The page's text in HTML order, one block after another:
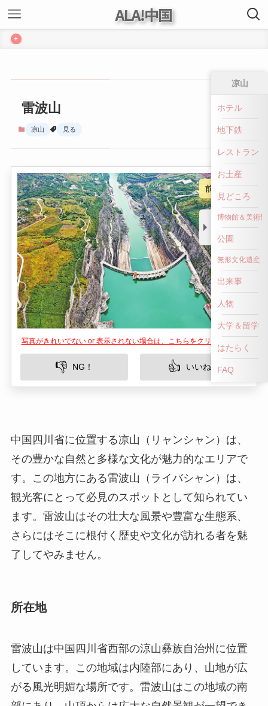
ALA!中国
+
雷波山
凉山 見る
前へ戻る
写真がきれいでない or 表示されない場合は、こちらをクリックして！
👎 NG！ 👍 いいね！
中国四川省に位置する凉山（リャンシャン）は、
その豊かな自然と多様な文化が魅力的なエリアで
す。この地方にある雷波山（ライバシャン）は、
観光客にとって必見のスポットとして知られてい
ます。雷波山はその壮大な風景や豊富な生態系、
さらにはそこに根付く歴史や文化が訪れる者を魅
了してやみません。
所在地
雷波山は中国四川省西部の涼山彝族自治州に位置
しています。この地域は内陸部にあり、山地が広
がる風光明媚な場所です。雷波山はこの地域の南
凉山
ホテル
地下鉄
レストラン
お土産
見どころ
博物館＆美術館
公園
無形文化遺産
出来事
人物
大学＆留学
はたらく
FAQ